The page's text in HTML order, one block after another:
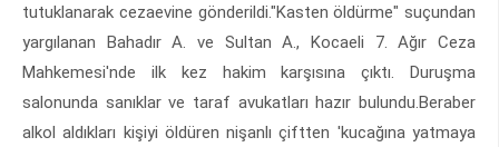
tutuklanarak cezaevine gönderildi."Kasten öldürme" suçundan
yargılanan Bahadır A. ve Sultan A., Kocaeli 7. Ağır Ceza
Mahkemesi'nde ilk kez hakim karşısına çıktı. Duruşma
salonunda sanıklar ve taraf avukatları hazır bulundu.Beraber
alkol aldıkları kişiyi öldüren nişanlı çiftten 'kucağına yatmaya